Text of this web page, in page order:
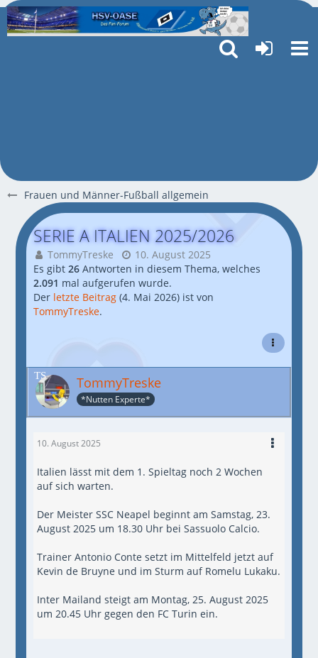
Frauen und Männer-Fußball allgemein
SERIE A ITALIEN 2025/2026
TommyTreske
10. August 2025
Es gibt26 Antworten in diesem Thema, welches
2.091 mal aufgerufen wurde.
Der letzte Beitrag (4. Mai 2026) ist von
TommyTreske.
TommyTreske
*Nutten Experte*
10. August 2025
Italien lässt mit dem 1. Spieltag noch 2 Wochen
auf sich warten.
Der Meister SSC Neapel beginnt am Samstag, 23.
August 2025 um 18.30 Uhr bei Sassuolo Calcio.
Trainer Antonio Conte setzt im Mittelfeld jetzt auf
Kevin de Bruyne und im Sturm auf Romelu Lukaku.
Inter Mailand steigt am Montag, 25. August 2025
um 20.45 Uhr gegen den FC Turin ein.